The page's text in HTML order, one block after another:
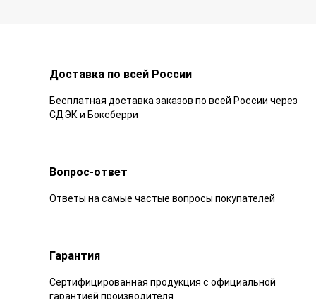
Доставка по всей России
Бесплатная доставка заказов по всей России через
СДЭК и Боксберри
Вопрос-ответ
Ответы на самые частые вопросы покупателей
Гарантия
Сертифицированная продукция с официальной
гарантией производителя